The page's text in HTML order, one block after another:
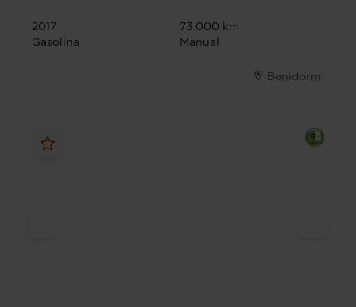
2017
73.000 km
Gasolina
Manual
Benidorm